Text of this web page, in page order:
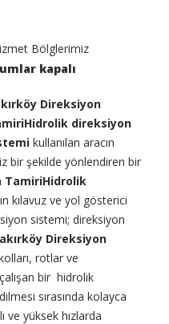
Bölglerimiz
kapalı
Direksiyon
direksiyon
kullanılan aracın
bir şekilde yönlendiren bir
TamiriHidrolik
kılavuz ve yol gösterici
sistemi; direksiyon
Direksiyon
rotlar ve
bir hidrolik
sırasında kolayca
ve yüksek hızlarda